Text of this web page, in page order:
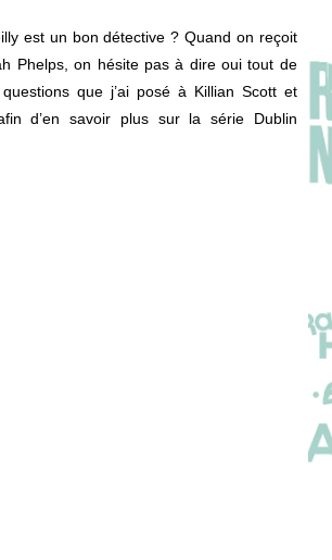
est un bon détective ? Quand on reçoit
Phelps, on hésite pas à dire oui tout de
que j’ai posé à Killian Scott et
d’en savoir plus sur la série Dublin